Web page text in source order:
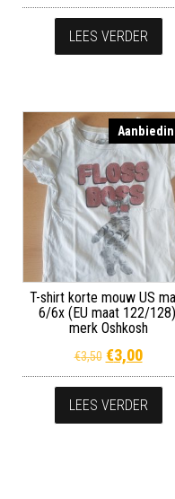
LEES VERDER
T-shirt korte mouw US
6/6x (EU maat 122/
merk Oshkosh
€3,50 €3,00
LEES VERDER